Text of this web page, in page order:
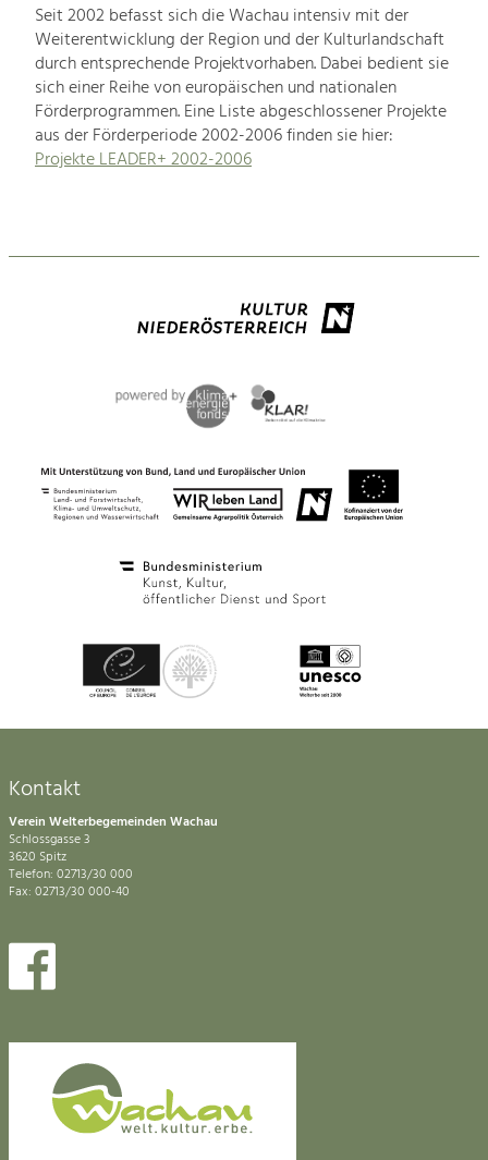
Seit 2002 befasst sich die Wachau intensiv mit der
Weiterentwicklung der Region und der Kulturlandschaft
durch entsprechende Projektvorhaben. Dabei bedient sie
sich einer Reihe von europäischen und nationalen
Förderprogrammen. Eine Liste abgeschlossener Projekte
aus der Förderperiode 2002-2006 finden sie hier:
Projekte LEADER+ 2002-2006
Kontakt
Verein Welterbegemeinden Wachau
Schlossgasse 3
3620 Spitz
Telefon: 02713/30 000
Fax: 02713/30 000-40